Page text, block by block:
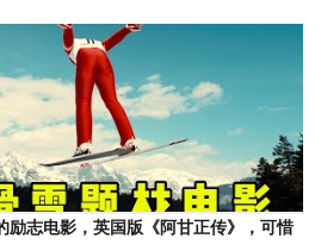
励志电影，英国版《阿甘正传》，可惜